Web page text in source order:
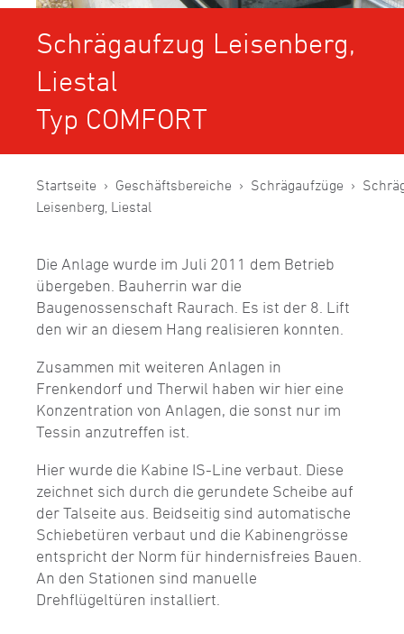
Schrägaufzug Leisenberg,
Liestal
Typ COMFORT
Startseite Geschäftsbereiche Schrägaufzüge
Leisenberg, Liestal
Die Anlage wurde im Juli 2011 dem Betrieb
übergeben. Bauherrin war die
Baugenossenschaft Raurach. Es ist der 8. Lift
den wir an diesem Hang realisieren konnten.
Zusammen mit weiteren Anlagen in
Frenkendorf und Therwil haben wir hier eine
Konzentration von Anlagen, die sonst nur im
Tessin anzutreffen ist.
Hier wurde die Kabine IS-Line verbaut. Diese
zeichnet sich durch die gerundete Scheibe auf
der Talseite aus. Beidseitig sind automatische
Schiebetüren verbaut und die Kabinengrösse
entspricht der Norm für hindernisfreies Bauen.
An den Stationen sind manuelle
Drehflügeltüren installiert.